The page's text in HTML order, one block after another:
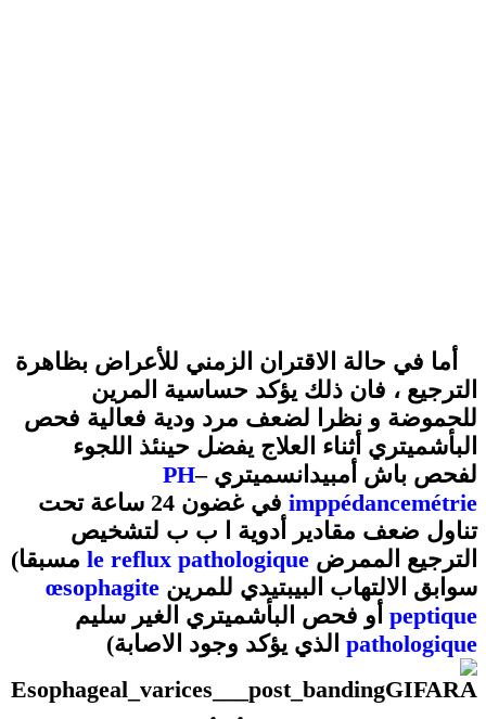
أما في حالة الاقتران الزمني للأعراض بظاهرة
الترجيع ، فان ذلك يؤكد حساسية المرين
للحموضة و نظرا لضعف مرد ودية فعالية فحص
البأشميتري أثناء العلاج يفضل حينئذ اللجوء
لفحص باش أمبيدانسميتري PH–
imppédancemétrie
في غضون 24 ساعة تحت
تناول ضعف مقادير أدوية ا ب ب لتشخيص
الترجيع الممرض le reflux pathologique مسبقا)
سوابق الالتهاب البيبتيدي للمرين œsophagite
peptique أو فحص البأشميتري الغير سليم
pathologique الذي يؤكد وجود الاصابة)